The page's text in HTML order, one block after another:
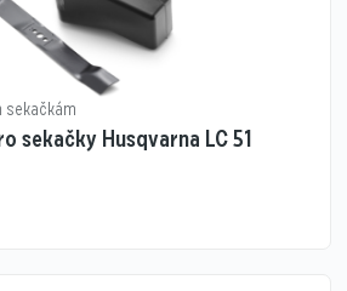
sekačkám
sekačky Husqvarna LC 51